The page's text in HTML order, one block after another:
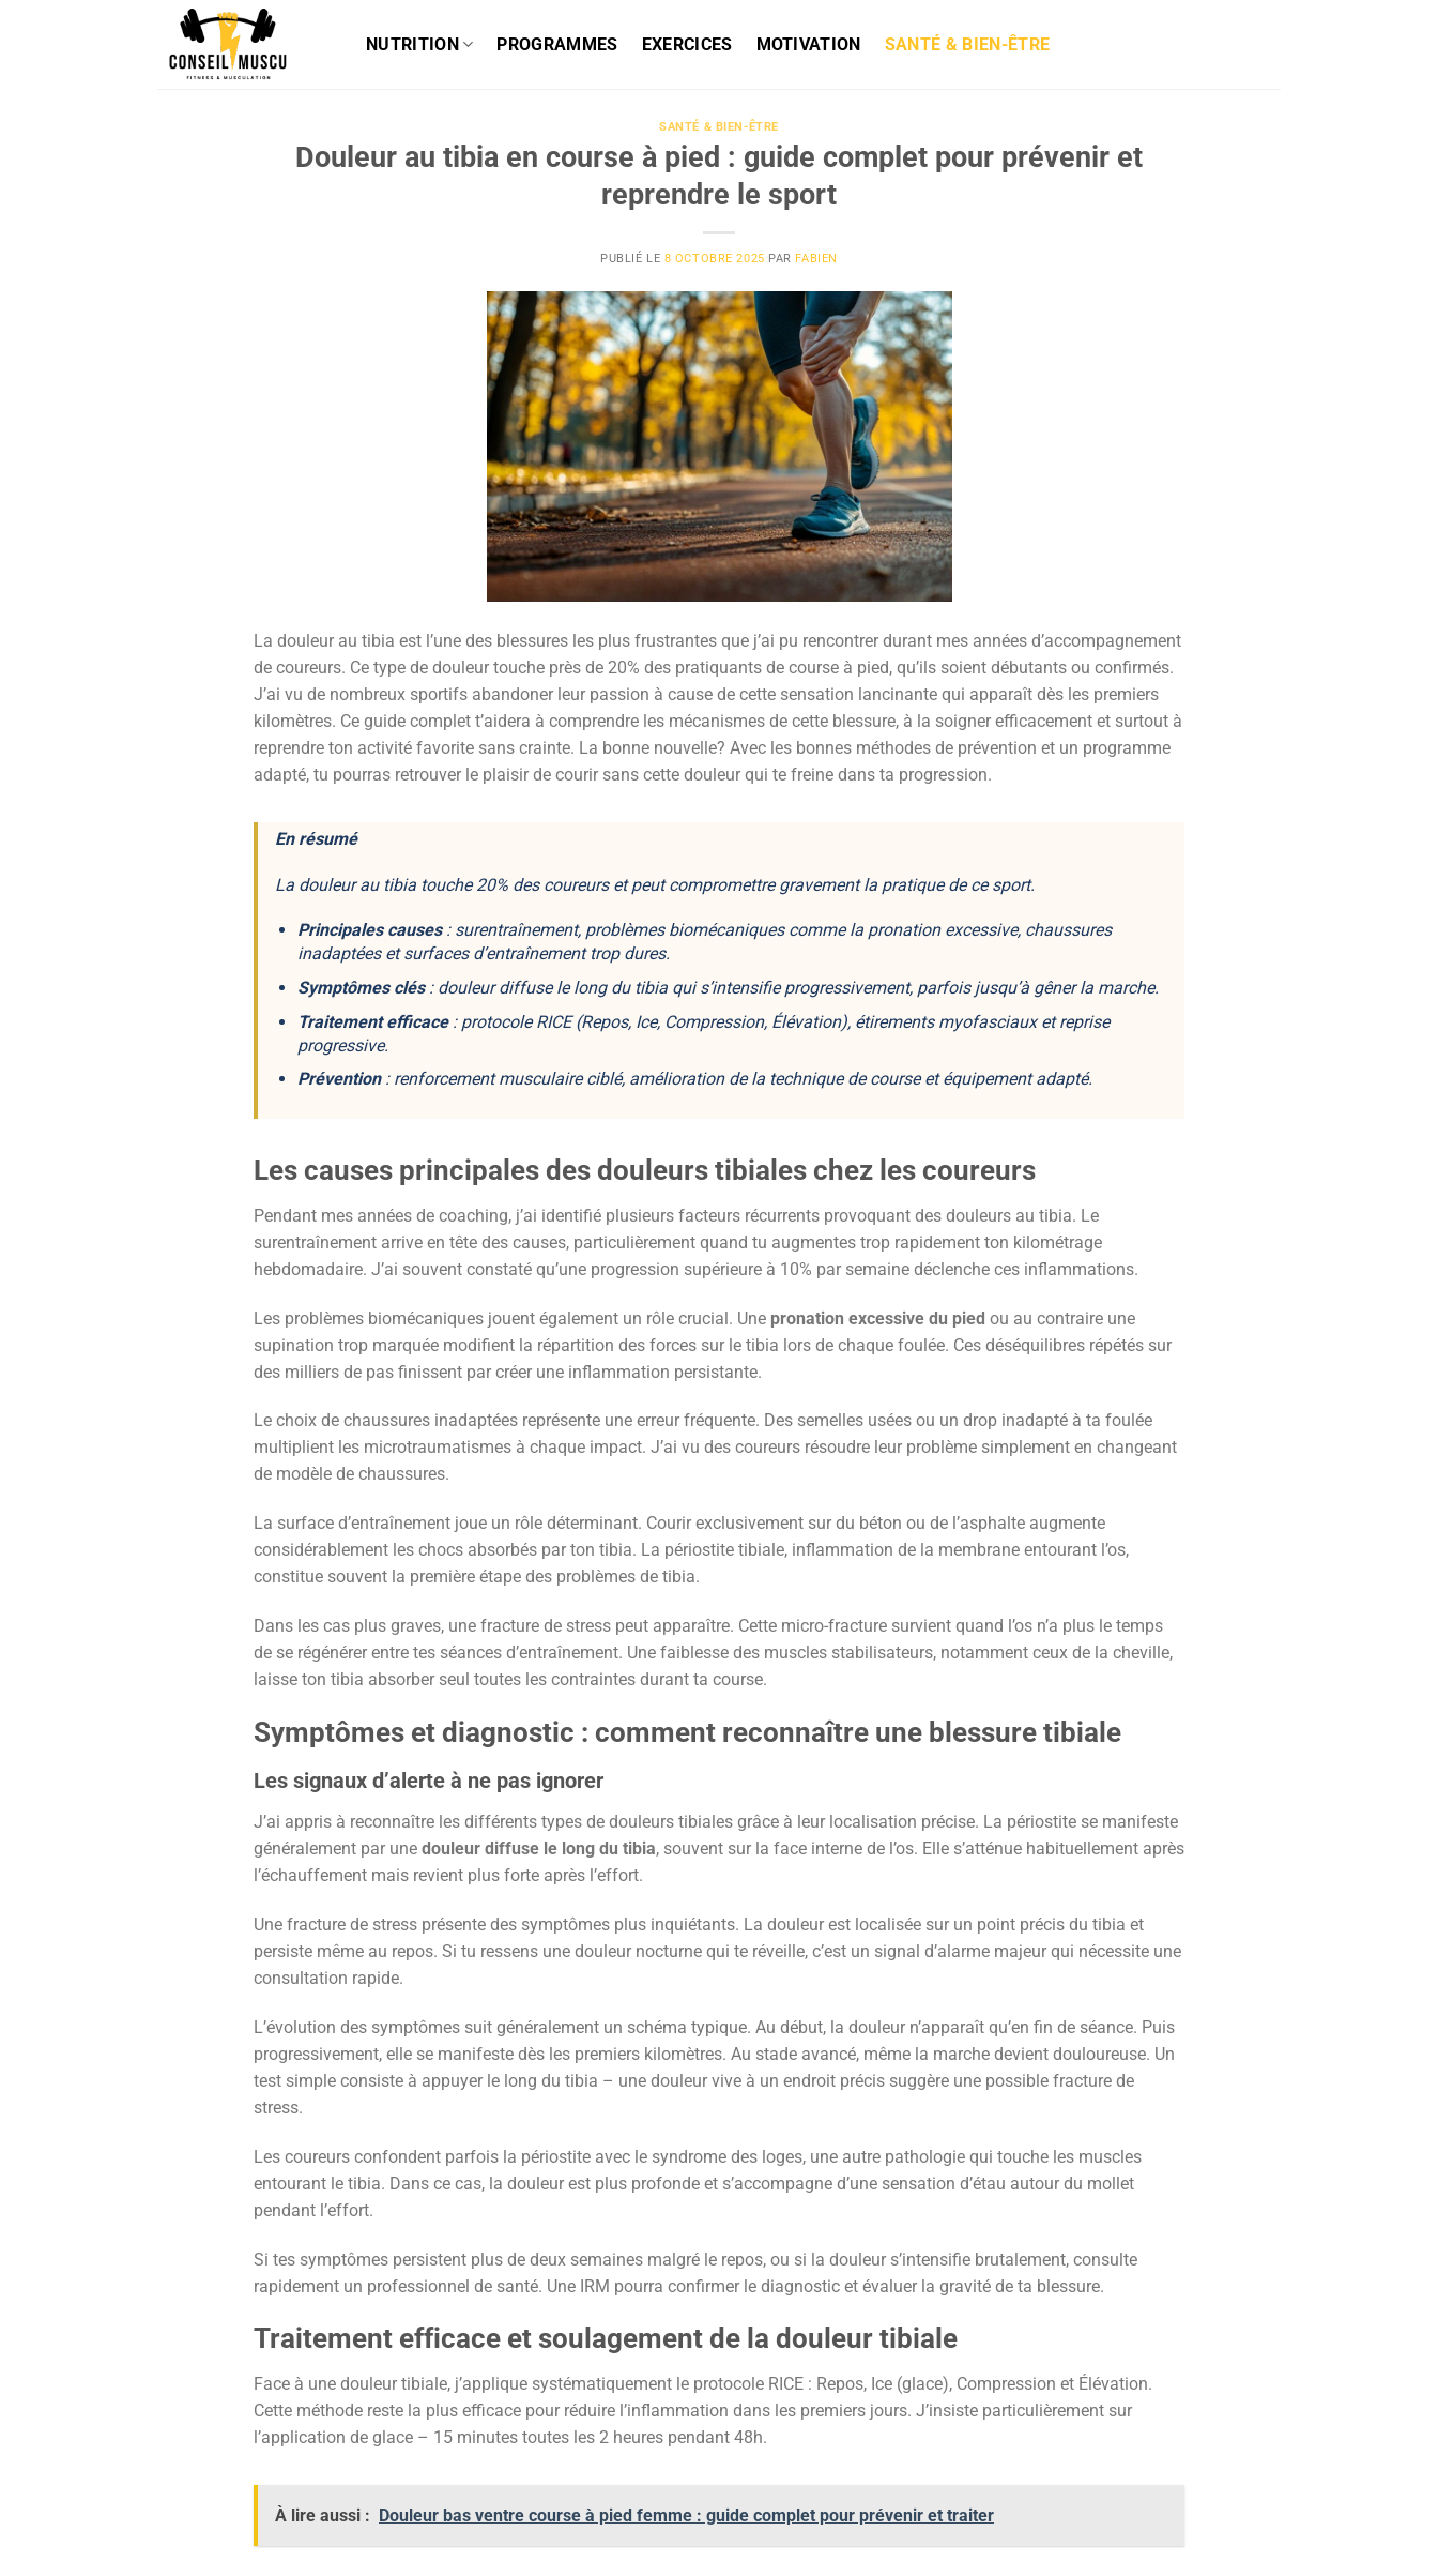
NUTRITION PROGRAMMES EXERCICES MOTIVATION SANTÉ & BIEN-ÊTRE
SANTÉ & BIEN-ÊTRE
Douleur au tibia en course à pied : guide complet pour prévenir et
reprendre le sport
PUBLIÉ LE 8 OCTOBRE 2025 PAR FABIEN
La douleur au tibia est l’une des blessures les plus frustrantes que j’ai pu rencontrer durant mes années d’accompagnement
de coureurs. Ce type de douleur touche près de 20% des pratiquants de course à pied, qu’ils soient débutants ou confirmés.
J’ai vu de nombreux sportifs abandoner leur passion à cause de cette sensation lancinante qui apparaît dès les premiers
kilomètres. Ce guide complet t’aidera à comprendre les mécanismes de cette blessure, à la soigner efficacement et surtout à
reprendre ton activité favorite sans crainte. La bonne nouvelle? Avec les bonnes méthodes de prévention et un programme
adapté, tu pourras retrouver le plaisir de courir sans cette douleur qui te freine dans ta progression.
En résumé
La douleur au tibia touche 20% des coureurs et peut compromettre gravement la pratique de ce sport.
Principales causes: surentraînement, problèmes biomécaniques comme la pronation excessive, chaussures
inadaptées et surfaces d’entraînement trop dures.
Symptômes clés: douleur diffuse le long du tibia qui s’intensifie progressivement, parfois jusqu’à gêner la marche.
Traitement efficace: protocole RICE (Repos, Ice, Compression, Élévation), étirements myofasciauxet reprise
progressive.
Prévention: renforcement musculaire ciblé, amélioration de la technique de course et équipement adapté.
Les causes principales des douleurs tibiales chez les coureurs
Pendant mes années de coaching, j’ai identifié plusieurs facteurs récurrents provoquant des douleurs au tibia. Le
surentraînement arrive en tête des causes, particulièrement quand tu augmentes trop rapidement ton kilométrage
hebdomadaire. J’ai souvent constaté qu’une progression supérieure à 10% par semaine déclenche ces inflammations.
Les problèmes biomécaniques jouent également un rôle crucial. Une pronation excessive du pied ou au contraire une
supination trop marquée modifient la répartition des forces sur le tibia lors de chaque foulée. Ces déséquilibres répétés sur
des milliers de pas finissent par créer une inflammation persistante.
Le choix de chaussures inadaptées représente une erreur fréquente. Des semelles usées ou un drop inadapté à ta foulée
multiplient les microtraumatismes à chaque impact. J’ai vu des coureurs résoudre leur problème simplement en changeant
de modèle de chaussures.
La surface d’entraînement joue un rôle déterminant. Courir exclusivement sur du béton ou de l’asphalte augmente
considérablement les chocs absorbés par ton tibia. La périostite tibiale, inflammation de la membrane entourant l’os,
constitue souvent la première étape des problèmes de tibia.
Dans les cas plus graves, une fracture de stress peut apparaître. Cette micro-fracture survient quand l’os n’a plus le temps
de se régénérer entre tes séances d’entraînement. Une faiblesse des muscles stabilisateurs, notamment ceux de la cheville,
laisse ton tibia absorber seul toutes les contraintes durant ta course.
Symptômes et diagnostic : comment reconnaître une blessure tibiale
Les signaux d’alerte à ne pas ignorer
J’ai appris à reconnaître les différents types de douleurs tibiales grâce à leur localisation précise. La périostite se manifeste
généralement par une douleur diffuse le long du tibia, souvent sur la face interne de l’os. Elle s’atténue habituellement après
l’échauffement mais revient plus forte après l’effort.
Une fracture de stress présente des symptômes plus inquiétants. La douleur est localisée sur un point précis du tibia et
persiste même au repos. Si tu ressens une douleur nocturne qui te réveille, c’est un signal d’alarme majeur qui nécessite une
consultation rapide.
L’évolution des symptômes suit généralement un schéma typique. Au début, la douleur n’apparaît qu’en fin de séance. Puis
progressivement, elle se manifeste dès les premiers kilomètres. Au stade avancé, même la marche devient douloureuse. Un
test simple consiste à appuyer le long du tibia – une douleur vive à un endroit précis suggère une possible fracture de
stress.
Les coureurs confondent parfois la périostite avec le syndrome des loges, une autre pathologie qui touche les muscles
entourant le tibia. Dans ce cas, la douleur est plus profonde et s’accompagne d’une sensation d’étau autour du mollet
pendant l’effort.
Si tes symptômes persistent plus de deux semaines malgré le repos, ou si la douleur s’intensifie brutalement, consulte
rapidement un professionnel de santé. Une IRM pourra confirmer le diagnostic et évaluer la gravité de ta blessure.
Traitement efficace et soulagement de la douleur tibiale
Face à une douleur tibiale, j’applique systématiquement le protocole RICE : Repos, Ice (glace), Compression et Élévation.
Cette méthode reste la plus efficace pour réduire l’inflammation dans les premiers jours. J’insiste particulièrement sur
l’application de glace – 15 minutes toutes les 2 heures pendant 48h.
À lire aussi : Douleur bas ventre course à pied femme : guide complet pour prévenir et traiter